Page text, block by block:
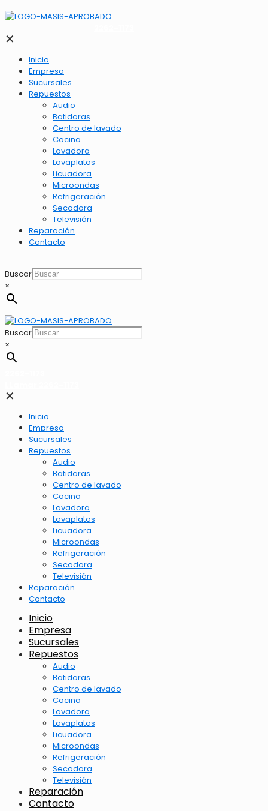
✕
Inicio
Empresa
Sucursales
Repuestos
Audio
Batidoras
Centro de lavado
Cocina
Lavadora
Lavaplatos
Licuadora
Microondas
Refrigeración
Secadora
Televisión
Reparación
Contacto
Buscar
×
Buscar
×
✕
Inicio
Empresa
Sucursales
Repuestos
Audio
Batidoras
Centro de lavado
Cocina
Lavadora
Lavaplatos
Licuadora
Microondas
Refrigeración
Secadora
Televisión
Reparación
Contacto
Inicio
Empresa
Sucursales
Repuestos
Audio
Batidoras
Centro de lavado
Cocina
Lavadora
Lavaplatos
Licuadora
Microondas
Refrigeración
Secadora
Televisión
Reparación
Contacto